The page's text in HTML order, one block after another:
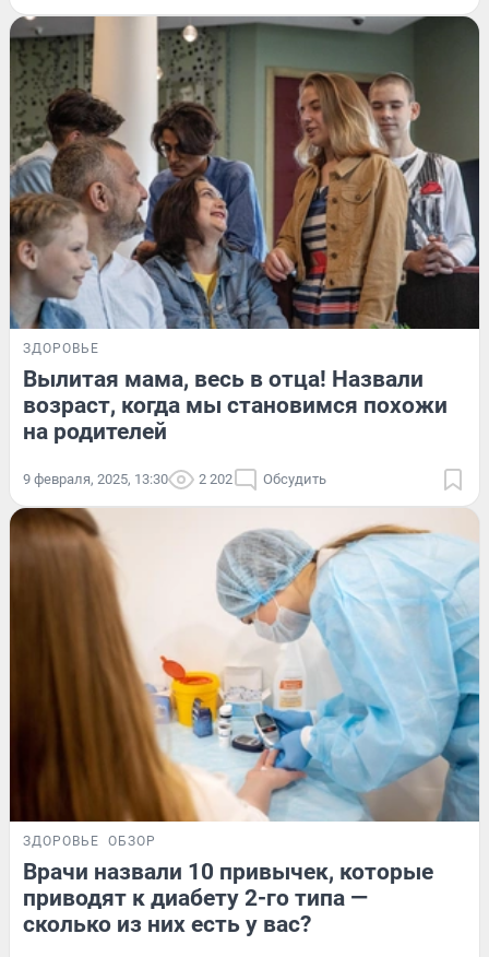
ЗДОРОВЬЕ
Вылитая мама, весь в отца! Назвали
возраст, когда мы становимся похожи
на родителей
9 февраля, 2025, 13:30 2 202 Обсудить
ЗДОРОВЬЕ ОБЗОР
Врачи назвали 10 привычек, которые
приводят к диабету 2-го типа —
сколько из них есть у вас?